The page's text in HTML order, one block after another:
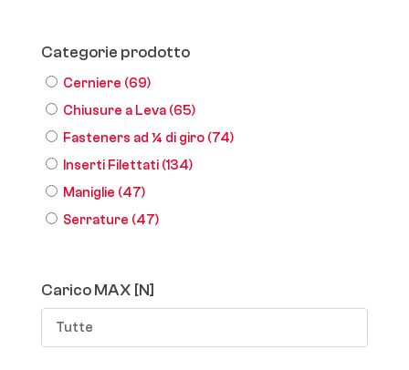
Categorie prodotto
Cerniere (69)
Chiusure a Leva (65)
Fasteners ad ¼ di giro (74)
Inserti Filettati (134)
Maniglie (47)
Serrature (47)
Carico MAX [N]
Tutte